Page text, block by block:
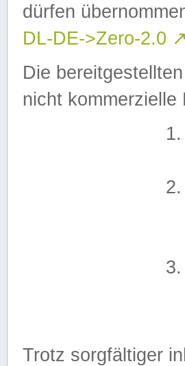
dürfen
DL-DE->Zero-2.0 ↗
Die
nicht kommerzielle
Trotz sorgfältiger